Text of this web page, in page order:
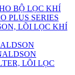
BỘ LỌC KHÍ
PLUS SERIES
LÕI LỌC KHÍ
LÕI LỌC